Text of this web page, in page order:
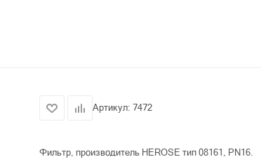
Артикул: 7472
Фильтр, производитель HEROSE тип 08161, PN16.